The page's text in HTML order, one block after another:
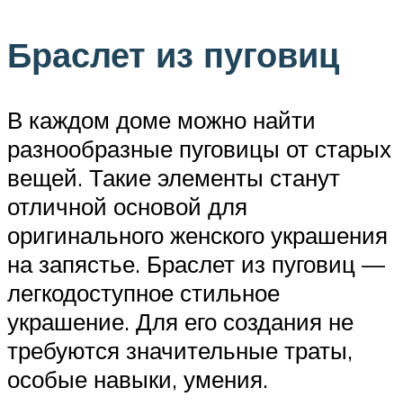
Браслет из пуговиц
В каждом доме можно найти
разнообразные пуговицы от старых
вещей. Такие элементы станут
отличной основой для
оригинального женского украшения
на запястье. Браслет из пуговиц —
легкодоступное стильное
украшение. Для его создания не
требуются значительные траты,
особые навыки, умения.